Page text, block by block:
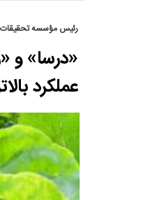
رئیس مؤسسه تحقیقات
«درسا» و
عملکرد